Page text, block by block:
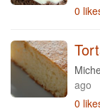
0
ago
0